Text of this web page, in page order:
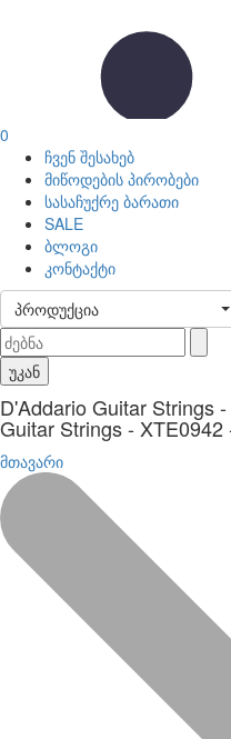
0
ჩვენ შესახებ
მიწოდების პირობები
სასაჩუქრე ბარათი
SALE
ბლოგი
კონტაქტი
პროდუქცია
უკან
D'Addario Guitar Strings
Guitar Strings -
მთავარი